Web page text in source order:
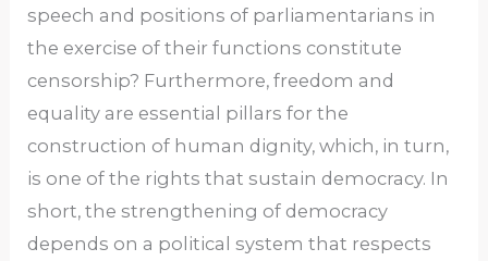
speech and positions of parliamentarians in
the exercise of their functions constitute
censorship? Furthermore, freedom and
equality are essential pillars for the
construction of human dignity, which, in turn,
is one of the rights that sustain democracy. In
short, the strengthening of democracy
depends on a political system that respects